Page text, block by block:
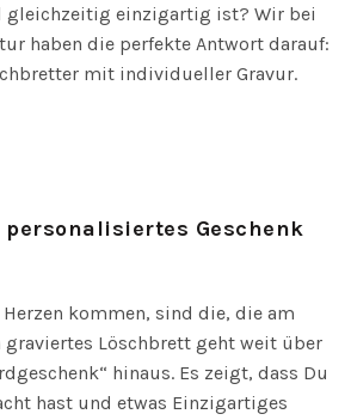
gleichzeitig einzigartig ist? Wir bei
haben die perfekte Antwort darauf:
mit individueller Gravur.
Geschenk
Herzen kommen, sind die, die am
graviertes Löschbrett geht weit über
hinaus. Es zeigt, dass Du
hast und etwas Einzigartiges